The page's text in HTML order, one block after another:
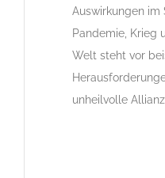
Auswirkungen im
Pandemie, Krieg
Welt steht vor
unheilvolle